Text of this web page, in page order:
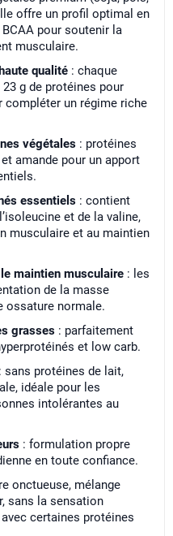
offre un profil optimal en
pour soutenir la
musculaire.
qualité : chaque
g de protéines pour
compléter un régime riche
végétales : protéines
amande pour un apport
essentiels : contient
et de la valine,
musculaire et au maintien
maintien musculaire : les
de la masse
ossature normale.
grasses : parfaitement
et low carb.
: sans protéines de lait,
idéale pour les
intolérantes au
: formulation propre
en toute confiance.
onctueuse, mélange
sans la sensation
certaines protéines